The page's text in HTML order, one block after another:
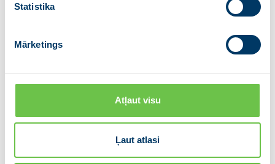
Statistika
Mārketings
Atļaut visu
Ļaut atlasi